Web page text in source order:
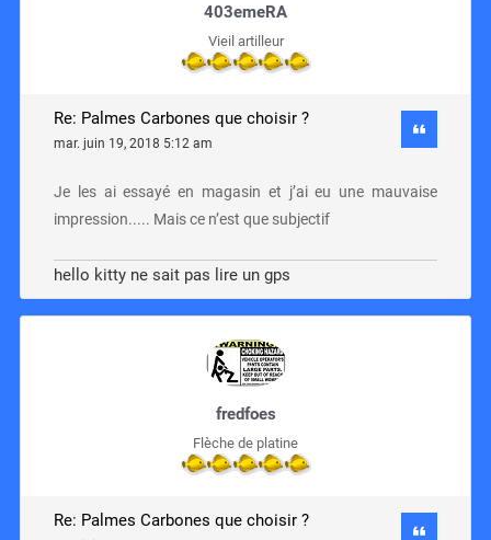
403emeRA
Vieil artilleur
Re: Palmes Carbones que choisir ?
mar. juin 19, 2018 5:12 am
Je les ai essayé en magasin et j’ai eu une mauvaise
impression..... Mais ce n’est que subjectif
hello kitty ne sait pas lire un gps
fredfoes
Flèche de platine
Re: Palmes Carbones que choisir ?